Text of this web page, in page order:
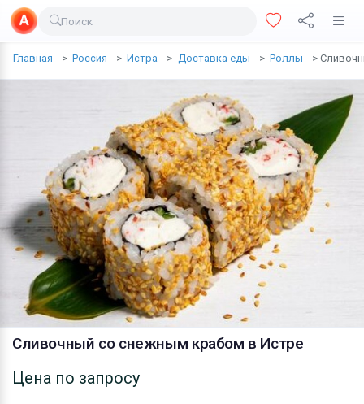
Поиск
Главная Россия Истра Доставка еды Роллы
Сливочный со снежным крабом в Истре
Цена по запросу
Доставка еды
Услуги
Личные вещи
Одежда и обувь
Электроника
Все для дома
Хобби и отдых
Животные